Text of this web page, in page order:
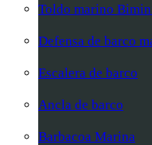
Toldo marino
Defensa de barco
Escalera de barco
Ancla de barco
Barbacoa Marina